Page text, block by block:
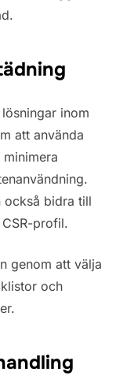
inom
att använda
också bidra till
profil.
genom att välja
och